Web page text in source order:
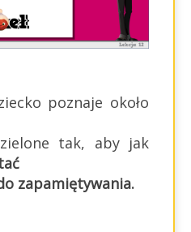
poznaje około
tak, aby jak
zapamiętywania.